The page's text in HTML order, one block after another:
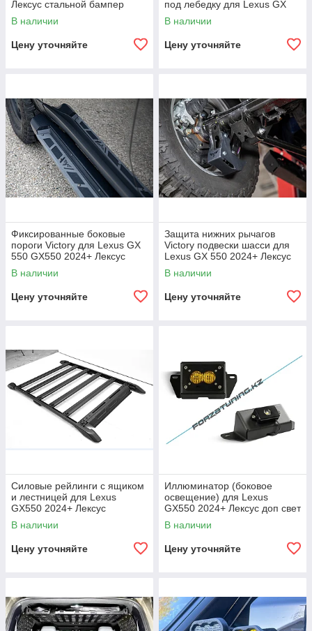
Лексус стальной бампер
обвес тюнинг
В наличии
Цену уточняйте
под лебедку для Lexus GX
550 GX550 2024+ Лексус
защитный обвес
В наличии
Цену уточняйте
Фиксированные боковые
пороги Victory для Lexus GX
550 GX550 2024+ Лексус
стальные подножки тюнинг
В наличии
Цену уточняйте
Защита нижних рычагов
Victory подвески шасси для
Lexus GX 550 2024+ Лексус
защита картера
В наличии
Цену уточняйте
Силовые рейлинги с ящиком
и лестницей для Lexus
GX550 2024+ Лексус
платформа багажник
экспедиционный обвес
В наличии
Цену уточняйте
Иллюминатор (боковое
освещение) для Lexus
GX550 2024+ Лексус доп свет
LED проектор
В наличии
Цену уточняйте